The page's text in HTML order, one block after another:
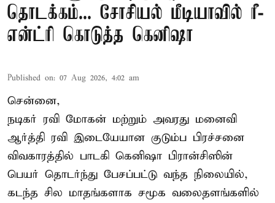
தொடக்கம்... சோசியல் மீடியாவில் ரீ-
என்ட்ரி கொடுத்த கெனிஷா
Published on: 07 Aug 2026, 4:02 am
சென்னை,
நடிகர் ரவி மோகன் மற்றும் அவரது மனைவி
ஆர்த்தி ரவி இடையேயான குடும்ப பிரச்சனை
விவகாரத்தில் பாடகி கெனிஷா பிரான்சிஸின்
பெயர் தொடர்ந்து பேசப்பட்டு வந்த நிலையில்,
கடந்த சில மாதங்களாக சமூக வலைதளங்களில்